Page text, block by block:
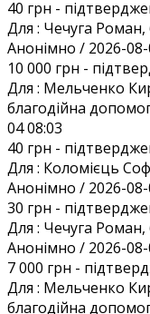
40 грн -
Для : Чечуга Роман,
Анонiмно / 2026-08-
10 000 грн -
Для : Мельченко
благодійна
04 08:03
40 грн -
Для : Коломієць
Анонiмно / 2026-08-
30 грн -
Для : Чечуга Роман,
Анонiмно / 2026-08-
7 000 грн -
Для : Мельченко
благодійна